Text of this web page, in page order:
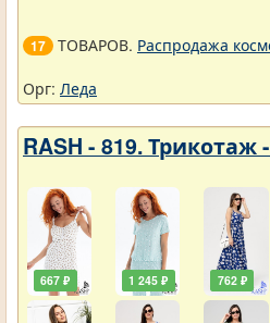
17 ТОВАРОВ. Распродажа
Орг: Леда
RASH - 819. Трикотаж
667 ₽ 1 245 ₽ 762 ₽